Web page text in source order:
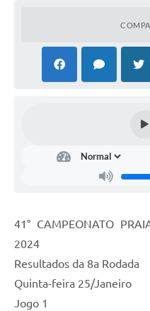
41° CAMPEONATO
2024
Resultados da 8a Rodada
Quinta-feira 25/Janeiro
Jogo 1